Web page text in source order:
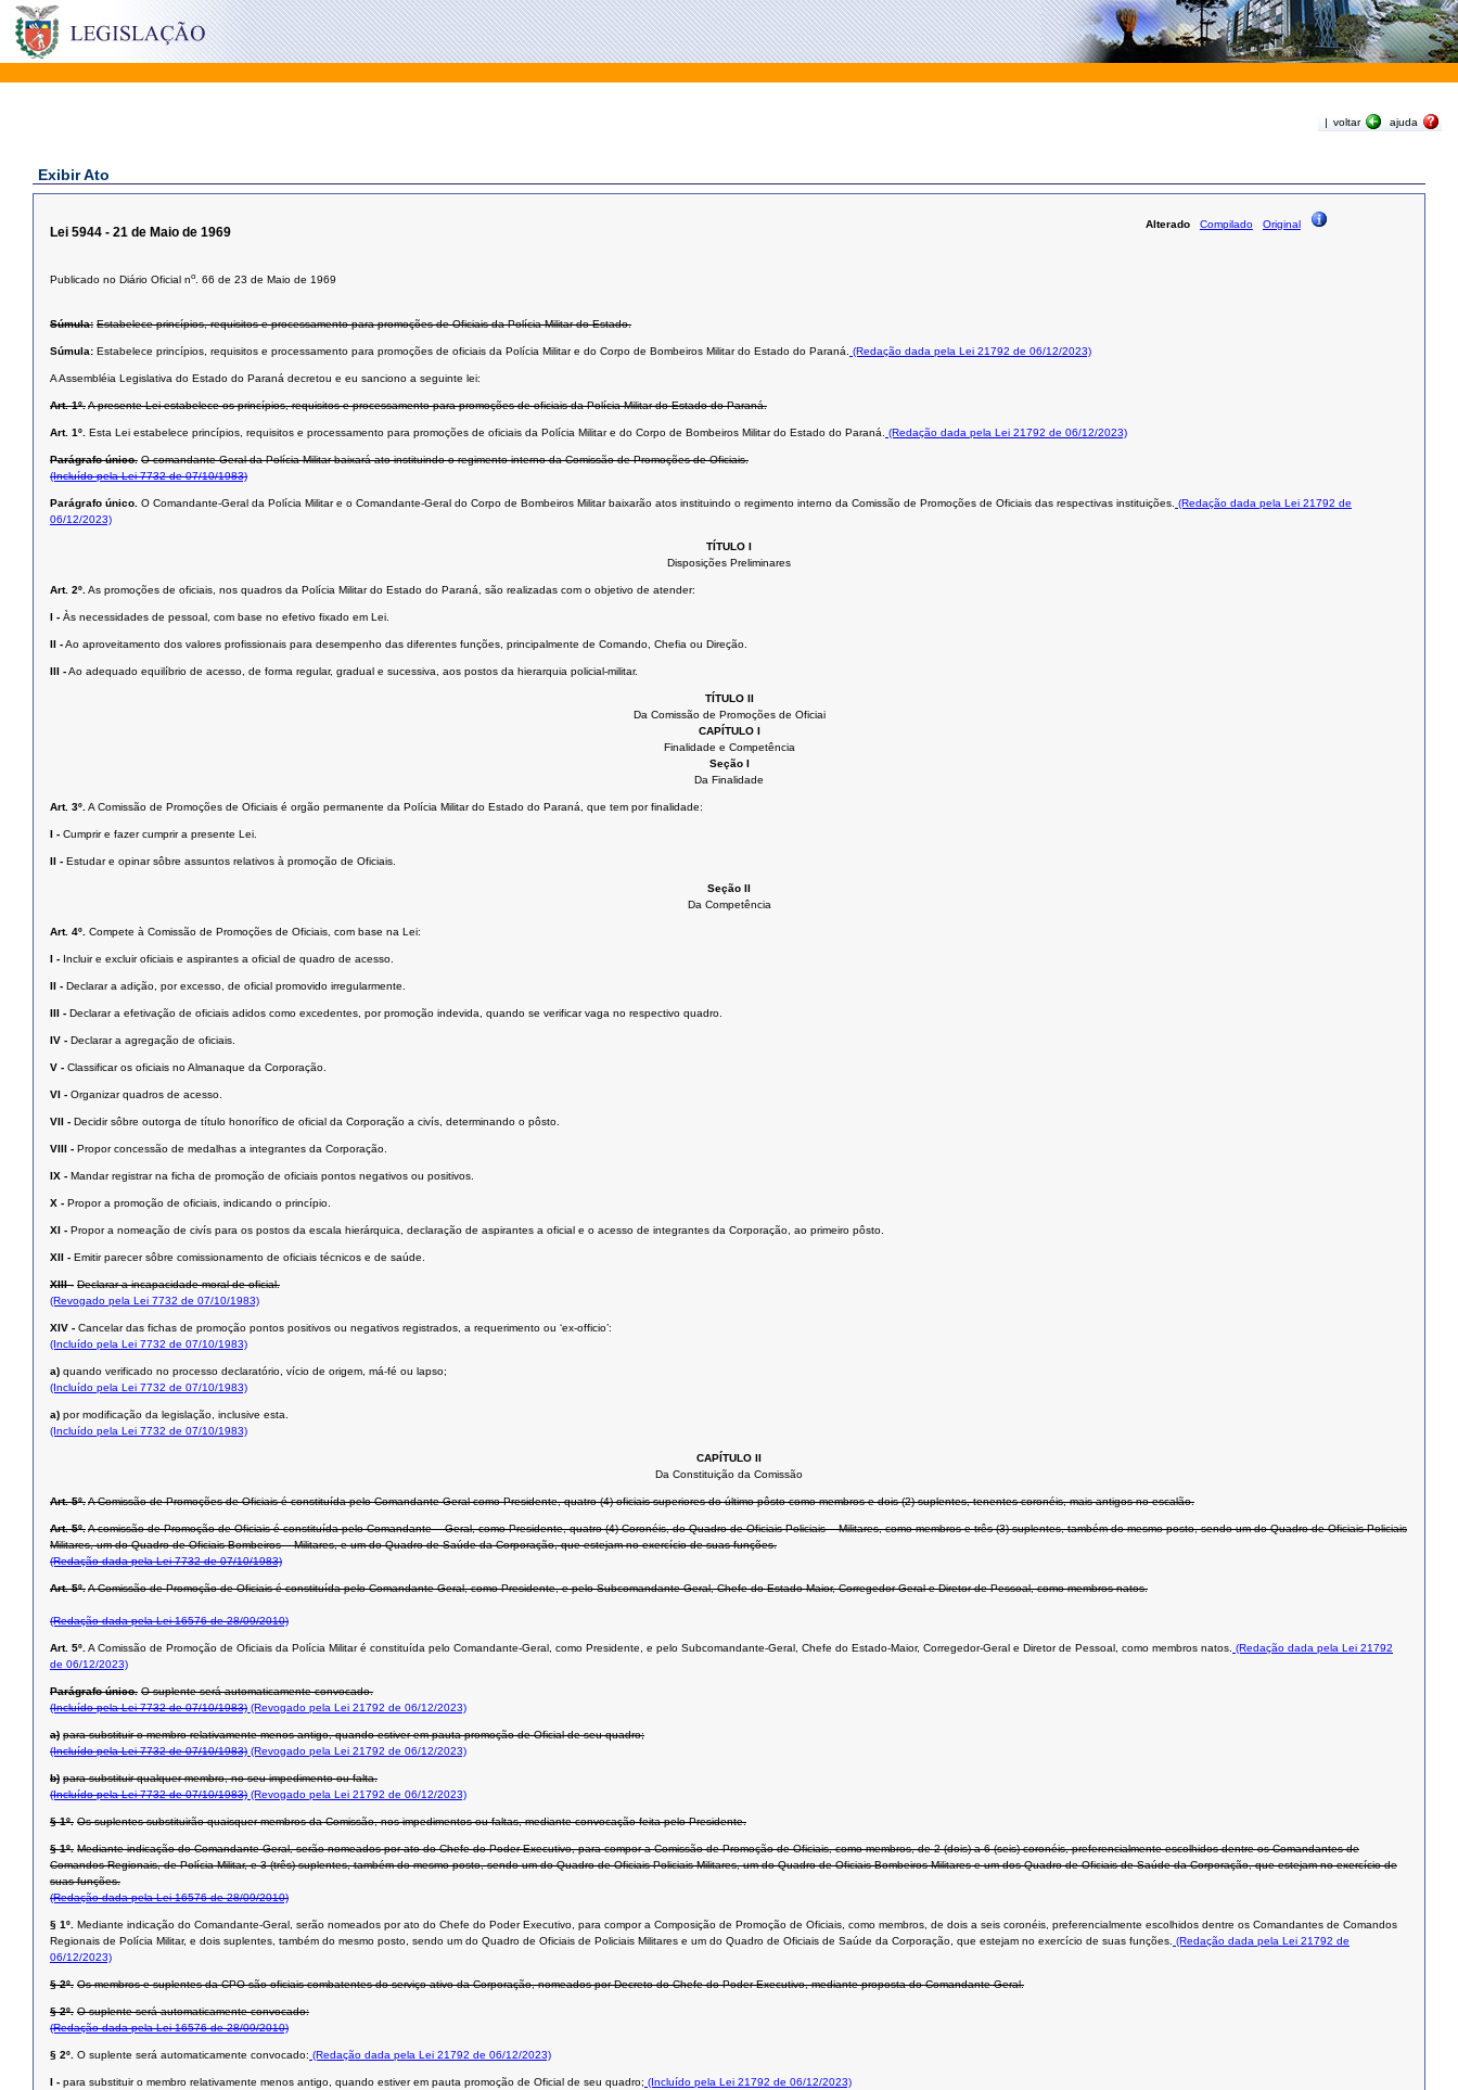
| voltar ajuda
Exibir Ato
Alterado Compilado Original
Lei 5944 - 21 de Maio de 1969
Publicado no Diário Oficial no. 66 de 23 de Maio de 1969
Súmula: Estabelece princípios, requisitos e processamento para promoções de Oficiais da Polícia Militar do Estado.
Súmula: Estabelece princípios, requisitos e processamento para promoções de oficiais da Polícia Militar e do Corpo de Bombeiros Militar do Estado do Paraná. (Redação dada pela Lei 21792 de 06/12/2023)
A Assembléia Legislativa do Estado do Paraná decretou e eu sanciono a seguinte lei:
Art. 1º.A presente Lei estabelece os princípios, requisitos e processamento para promoções de oficiais da Polícia Militar do Estado do Paraná.
Art. 1º. Esta Lei estabelece princípios, requisitos e processamento para promoções de oficiais da Polícia Militar e do Corpo de Bombeiros Militar do Estado do Paraná. (Redação dada pela Lei 21792 de 06/12/2023)
Parágrafo único. O comandante-Geral da Polícia Militar baixará ato instituindo o regimento interno da Comissão de Promoções de Oficiais.
(Incluído pela Lei 7732 de 07/10/1983)
Parágrafo único. O Comandante-Geral da Polícia Militar e o Comandante-Geral do Corpo de Bombeiros Militar baixarão atos instituindo o regimento interno da Comissão de Promoções de Oficiais das respectivas instituições. (Redação dada pela Lei 21792 de
06/12/2023)
TÍTULO I
Disposições Preliminares
Art. 2º. As promoções de oficiais, nos quadros da Polícia Militar do Estado do Paraná, são realizadas com o objetivo de atender:
I - Às necessidades de pessoal, com base no efetivo fixado em Lei.
II -Ao aproveitamento dos valores profissionais para desempenho das diferentes funções, principalmente de Comando, Chefia ou Direção.
III -Ao adequado equilíbrio de acesso, de forma regular, gradual e sucessiva, aos postos da hierarquia policial-militar.
TÍTULO II
Da Comissão de Promoções de Oficiai
CAPÍTULO I
Finalidade e Competência
Seção I
Da Finalidade
Art. 3º. A Comissão de Promoções de Oficiais é orgão permanente da Polícia Militar do Estado do Paraná, que tem por finalidade:
I - Cumprir e fazer cumprir a presente Lei.
II - Estudar e opinar sôbre assuntos relativos à promoção de Oficiais.
Seção II
Da Competência
Art. 4º. Compete à Comissão de Promoções de Oficiais, com base na Lei:
I - Incluir e excluir oficiais e aspirantes a oficial de quadro de acesso.
II - Declarar a adição, por excesso, de oficial promovido irregularmente.
III - Declarar a efetivação de oficiais adidos como excedentes, por promoção indevida, quando se verificar vaga no respectivo quadro.
IV - Declarar a agregação de oficiais.
V - Classificar os oficiais no Almanaque da Corporação.
VI - Organizar quadros de acesso.
VII - Decidir sôbre outorga de título honorífico de oficial da Corporação a civís, determinando o pôsto.
VIII - Propor concessão de medalhas a integrantes da Corporação.
IX - Mandar registrar na ficha de promoção de oficiais pontos negativos ou positivos.
X - Propor a promoção de oficiais, indicando o princípio.
XI - Propor a nomeação de civís para os postos da escala hierárquica, declaração de aspirantes a oficial e o acesso de integrantes da Corporação, ao primeiro pôsto.
XII - Emitir parecer sôbre comissionamento de oficiais técnicos e de saúde.
XIII - Declarar a incapacidade moral de oficial.
(Revogado pela Lei 7732 de 07/10/1983)
XIV - Cancelar das fichas de promoção pontos positivos ou negativos registrados, a requerimento ou ‘ex-officio’:
(Incluído pela Lei 7732 de 07/10/1983)
a) quando verificado no processo declaratório, vício de origem, má-fé ou lapso;
(Incluído pela Lei 7732 de 07/10/1983)
a) por modificação da legislação, inclusive esta.
(Incluído pela Lei 7732 de 07/10/1983)
CAPÍTULO II
Da Constituição da Comissão
Art. 5º.A Comissão de Promoções de Oficiais é constituída pelo Comandante Geral como Presidente, quatro (4) oficiais superiores do último pôsto como membros e dois (2) suplentes, tenentes-coronéis, mais antigos no escalão.
Art. 5º.A comissão de Promoção de Oficiais é constituída pelo Comandante – Geral, como Presidente, quatro (4) Coronéis, do Quadro de Oficiais Policiais – Militares, como membros e três (3) suplentes, também do mesmo posto, sendo um do Quadro de Oficiais Policiais
Militares, um do Quadro de Oficiais Bombeiros – Militares, e um do Quadro de Saúde da Corporação, que estejam no exercício de suas funções.
(Redação dada pela Lei 7732 de 07/10/1983)
Art. 5º.A Comissão de Promoção de Oficiais é constituída pelo Comandante-Geral, como Presidente, e pelo Subcomandante-Geral, Chefe do Estado-Maior, Corregedor-Geral e Diretor de Pessoal, como membros natos.
(Redação dada pela Lei 16576 de 28/09/2010)
Art. 5º. A Comissão de Promoção de Oficiais da Polícia Militar é constituída pelo Comandante-Geral, como Presidente, e pelo Subcomandante-Geral, Chefe do Estado-Maior, Corregedor-Geral e Diretor de Pessoal, como membros natos. (Redação dada pela Lei 21792
de 06/12/2023)
Parágrafo único. O suplente será automaticamente convocado.
(Incluído pela Lei 7732 de 07/10/1983) (Revogado pela Lei 21792 de 06/12/2023)
a) para substituir o membro relativamente menos antigo, quando estiver em pauta promoção de Oficial de seu quadro;
(Incluído pela Lei 7732 de 07/10/1983) (Revogado pela Lei 21792 de 06/12/2023)
b) para substituir qualquer membro, no seu impedimento ou falta.
(Incluído pela Lei 7732 de 07/10/1983) (Revogado pela Lei 21792 de 06/12/2023)
§ 1º. Os suplentes substituirão quaisquer membros da Comissão, nos impedimentos ou faltas, mediante convocação feita pelo Presidente.
§ 1º. Mediante indicação do Comandante-Geral, serão nomeados por ato do Chefe do Poder Executivo, para compor a Comissão de Promoção de Oficiais, como membros, de 2 (dois) a 6 (seis) coronéis, preferencialmente escolhidos dentre os Comandantes de
Comandos Regionais, de Polícia Militar, e 3 (três) suplentes, também do mesmo posto, sendo um do Quadro de Oficiais Policiais-Militares, um do Quadro de Oficiais Bombeiros-Militares e um dos Quadro de Oficiais de Saúde da Corporação, que estejam no exercício de
suas funções.
(Redação dada pela Lei 16576 de 28/09/2010)
§ 1º. Mediante indicação do Comandante-Geral, serão nomeados por ato do Chefe do Poder Executivo, para compor a Composição de Promoção de Oficiais, como membros, de dois a seis coronéis, preferencialmente escolhidos dentre os Comandantes de Comandos
Regionais de Polícia Militar, e dois suplentes, também do mesmo posto, sendo um do Quadro de Oficiais de Policiais Militares e um do Quadro de Oficiais de Saúde da Corporação, que estejam no exercício de suas funções. (Redação dada pela Lei 21792 de
06/12/2023)
§ 2º. Os membros e suplentes da CPO são oficiais combatentes do serviço ativo da Corporação, nomeados por Decreto do Chefe do Poder Executivo, mediante proposta do Comandante Geral.
§ 2º. O suplente será automaticamente convocado:
(Redação dada pela Lei 16576 de 28/09/2010)
§ 2º. O suplente será automaticamente convocado: (Redação dada pela Lei 21792 de 06/12/2023)
I - para substituir o membro relativamente menos antigo, quando estiver em pauta promoção de Oficial de seu quadro; (Incluído pela Lei 21792 de 06/12/2023)